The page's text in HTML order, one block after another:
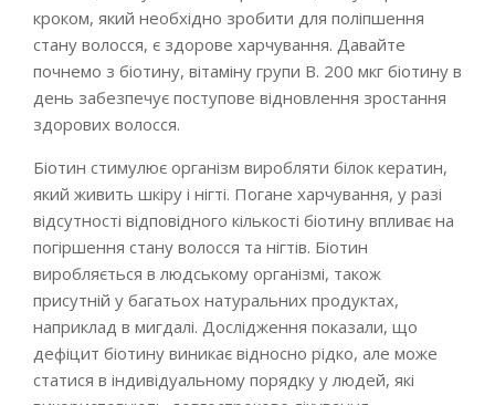
кроком, який необхідно зробити для поліпшення
стану волосся, є здорове харчування. Давайте
почнемо з біотину, вітаміну групи В. 200 мкг біотину в
день забезпечує поступове відновлення зростання
здорових волосся.
Біотин стимулює організм виробляти білок кератин,
який живить шкіру і нігті. Погане харчування, у разі
відсутності відповідного кількості біотину впливає на
погіршення стану волосся та нігтів. Біотин
виробляється в людському організмі, також
присутній у багатьох натуральних продуктах,
наприклад в мигдалі. Дослідження показали, що
дефіцит біотину виникає відносно рідко, але може
статися в індивідуальному порядку у людей, які